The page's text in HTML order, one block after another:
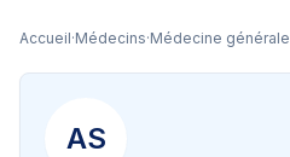
Accueil·Médecins·Médecine générale
AS